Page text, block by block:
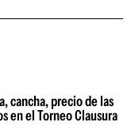
cancha, precio de las
en el Torneo Clausura